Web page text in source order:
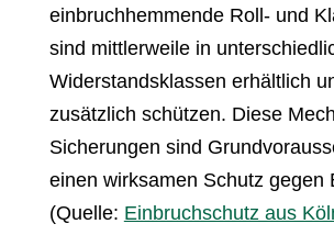
einbruchhemmende Roll- und
sind mittlerweile in
Widerstandsklassen erhältlich
zusätzlich schützen. Diese
Sicherungen sind
einen wirksamen Schutz gegen
(Quelle: Einbruchschutz aus